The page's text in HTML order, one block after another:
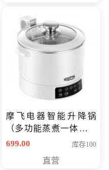
摩飞电器智能升降锅
（多功能蒸煮一体锅）
（智能升降养生锅） 会
699.00 库存100
直营